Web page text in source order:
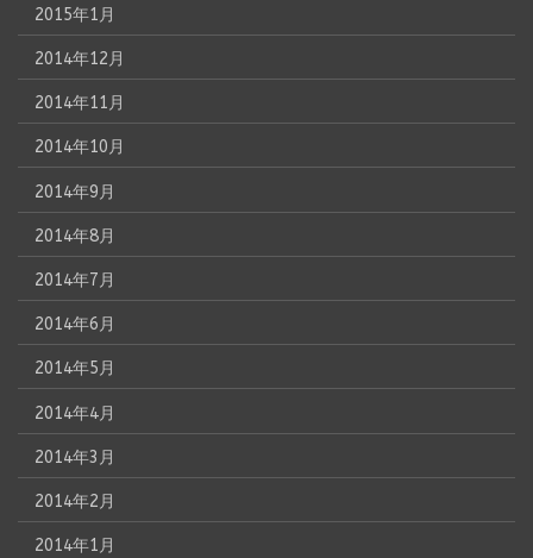
2015年1月
2014年12月
2014年11月
2014年10月
2014年9月
2014年8月
2014年7月
2014年6月
2014年5月
2014年4月
2014年3月
2014年2月
2014年1月